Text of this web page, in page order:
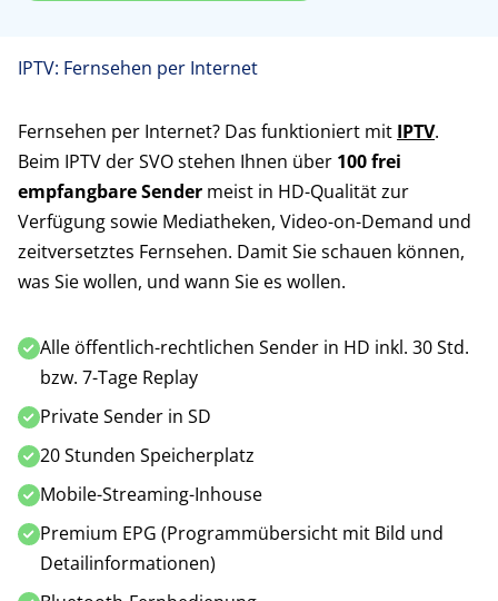
IPTV: Fernsehen per Internet
Fernsehen per Internet? Das funktioniert mit IPTV.
Beim IPTV der SVO stehen Ihnen über 100 frei
empfangbare Sender meist in HD-Qualität zur
Verfügung sowie Mediatheken, Video-on-Demand und
zeitversetztes Fernsehen. Damit Sie schauen können,
was Sie wollen, und wann Sie es wollen.
Alle öffentlich-rechtlichen Sender in HD inkl. 30 Std.
bzw. 7-Tage Replay
Private Sender in SD
20 Stunden Speicherplatz
Mobile-Streaming-Inhouse
Premium EPG (Programmübersicht mit Bild und
Detailinformationen)